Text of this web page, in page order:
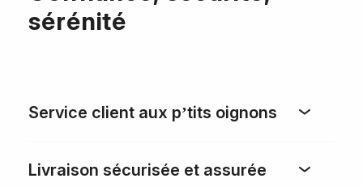
sérénité
Service client aux p’tits oignons
Livraison sécurisée et assurée